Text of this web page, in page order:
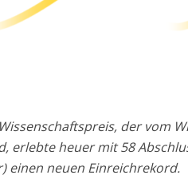
der vom
erlebte heuer mit 58
einen neuen Einreichrekord.